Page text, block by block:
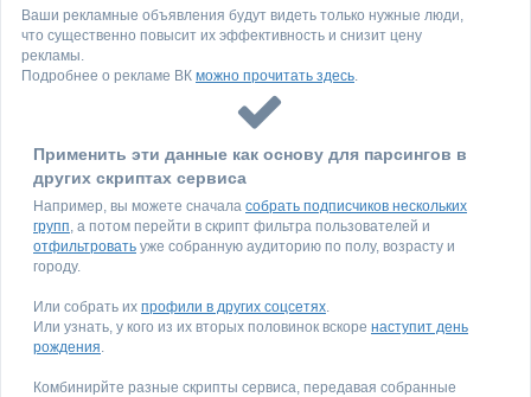
Ваши рекламные объявления будут видеть только нужные люди,
что существенно повысит их эффективность и снизит цену
рекламы.
Подробнее о рекламе ВК можно прочитать здесь.
Применить эти данные как основу для парсингов в
других скриптах сервиса
Например, вы можете сначала собрать подписчиков нескольких
групп, а потом перейти в скрипт фильтра пользователей и
отфильтровать уже собранную аудиторию по полу, возрасту и
городу.
Или собрать их профили в других соцсетях.
Или узнать, у кого из их вторых половинок вскоре наступит день
рождения.
Комбинирйте разные скрипты сервиса, передавая собранные